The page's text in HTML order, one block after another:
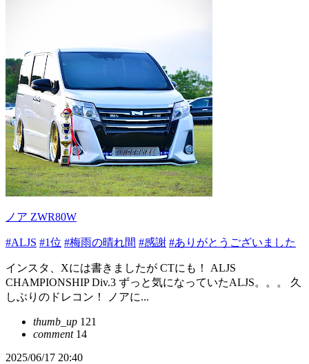
ノア ZWR80W
#ALJS #1位 #梅雨の晴れ間 #感謝 #ありがとうございました
インスタ、Xには書きましたが CTにも！ ALJS
CHAMPIONSHIP Div.3 ずっと気になっていたALJS。。。 久
しぶりのドレコン！ ノアに...
thumb_up 121
comment14
2025/06/17 20:40